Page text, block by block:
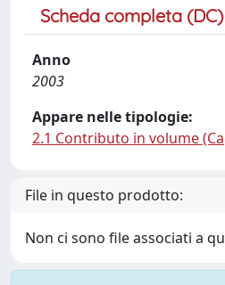
Scheda completa (DC)
Anno
2003
Appare nelle tipologie:
2.1 Contributo in volume
File in questo prodotto:
Non ci sono file associati a